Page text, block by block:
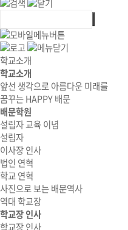
학교소개
학교소개
앞선 생각으로 아름다운 미래를
꿈꾸는 HAPPY 배문
배문학원
설립자 교육 이념
설립자
이사장 인사
법인 연혁
학교 연혁
사진으로 보는 배문역사
역대 학교장
학교장 인사
학교장 인사